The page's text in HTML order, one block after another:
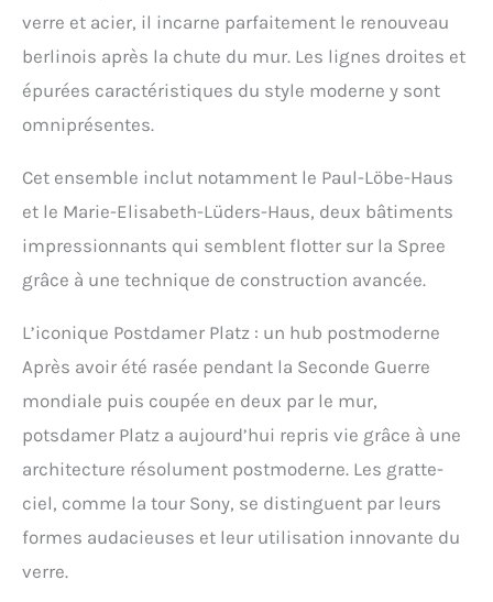
verre et acier, il incarne parfaitement le renouveau
berlinois après la chute du mur. Les lignes droites et
épurées caractéristiques du style moderne y sont
omniprésentes.
Cet ensemble inclut notamment le Paul-Löbe-Haus
et le Marie-Elisabeth-Lüders-Haus, deux bâtiments
impressionnants qui semblent flotter sur la Spree
grâce à une technique de construction avancée.
L’iconique Postdamer Platz : un hub postmoderne
Après avoir été rasée pendant la Seconde Guerre
mondiale puis coupée en deux par le mur,
potsdamer Platz a aujourd’hui repris vie grâce à une
architecture résolument postmoderne. Les gratte-
ciel, comme la tour Sony, se distinguent par leurs
formes audacieuses et leur utilisation innovante du
verre.